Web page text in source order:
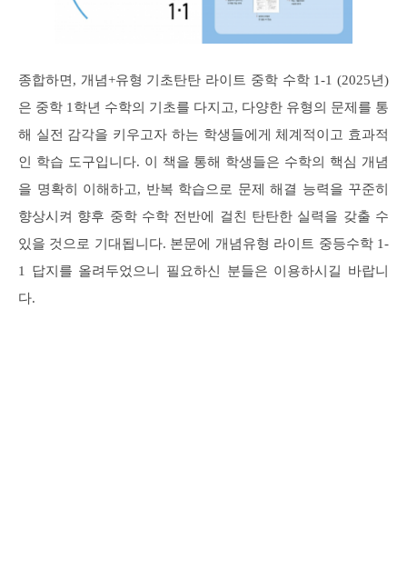
종합하면, 개념+유형 기초탄탄 라이트 중학 수학 1-1 (2025년)
은 중학 1학년 수학의 기초를 다지고, 다양한 유형의 문제를 통
해 실전 감각을 키우고자 하는 학생들에게 체계적이고 효과적
인 학습 도구입니다. 이 책을 통해 학생들은 수학의 핵심 개념
을 명확히 이해하고, 반복 학습으로 문제 해결 능력을 꾸준히
향상시켜 향후 중학 수학 전반에 걸친 탄탄한 실력을 갖출 수
있을 것으로 기대됩니다. 본문에 개념유형 라이트 중등수학 1-
1 답지를 올려두었으니 필요하신 분들은 이용하시길 바랍니
다.